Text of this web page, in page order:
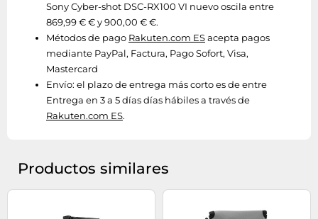
Sony Cyber-shot DSC-RX100 VI nuevo oscila entre
869,99 € € y 900,00 € €.
Métodos de pago Rakuten.com ESacepta pagos
mediante PayPal, Factura, Pago Sofort, Visa,
Mastercard
Envío: el plazo de entrega más corto es de entre
Entrega en 3 a 5 días días hábiles a través de
Rakuten.com ES.
Productos similares